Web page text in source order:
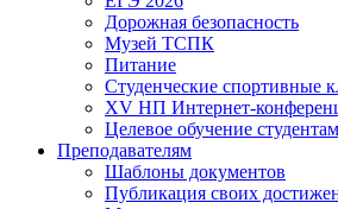
Дорожная безопасность
Музей ТСПК
Питание
Студенческие спортивные
XV НП Интернет-
Целевое обучение студентам
Преподавателям
Шаблоны документов
Публикация своих